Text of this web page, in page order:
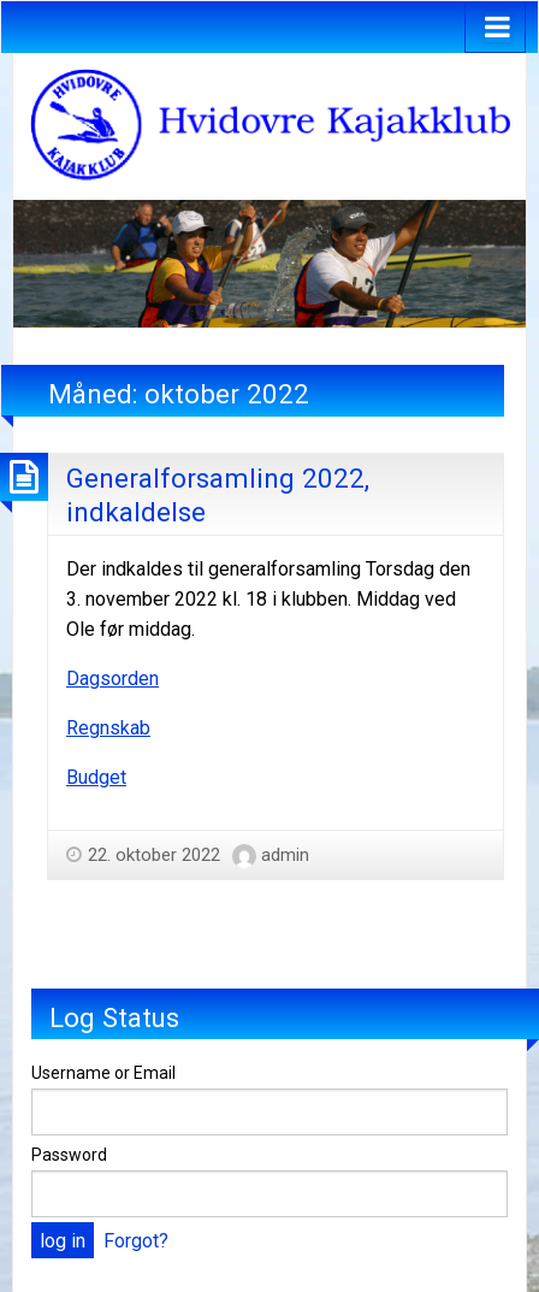
Måned:oktober 2022
Generalforsamling 2022,
indkaldelse
Der indkaldes til generalforsamling Torsdag den
3. november 2022 kl. 18 i klubben. Middag ved
Ole før middag.
Dagsorden
Regnskab
Budget
22. oktober 2022 admin
Log Status
Username or Email
Password
Forgot?